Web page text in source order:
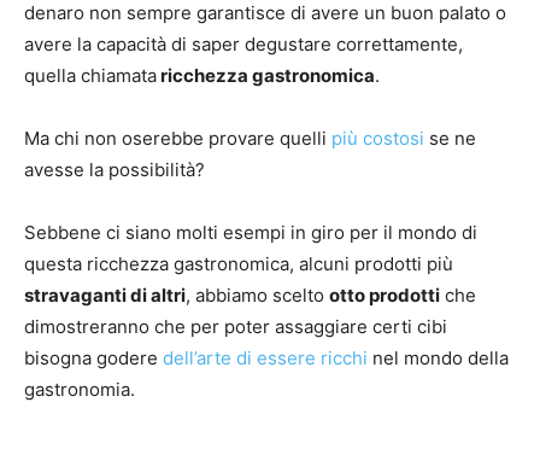
denaro non sempre garantisce di avere un buon palato o
avere la capacità di saper degustare correttamente,
quella chiamataricchezza gastronomica.
Ma chi non oserebbe provare quelli più costosi se ne
avesse la possibilità?
Sebbene ci siano molti esempi in giro per il mondo di
questa ricchezza gastronomica, alcuni prodotti più
stravaganti di altri, abbiamo scelto otto prodotti che
dimostreranno che per poter assaggiare certi cibi
bisogna godere dell’arte di essere ricchi nel mondo della
gastronomia.